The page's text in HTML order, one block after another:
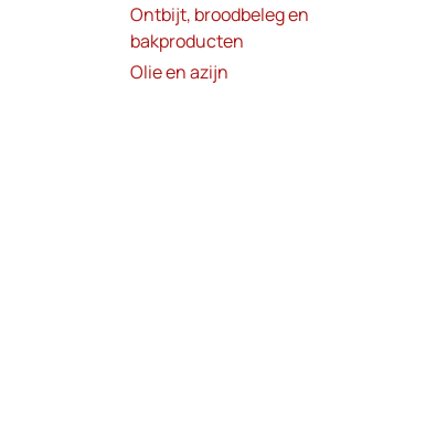
Ontbijt, broodbeleg en
bakproducten
Olie en azijn